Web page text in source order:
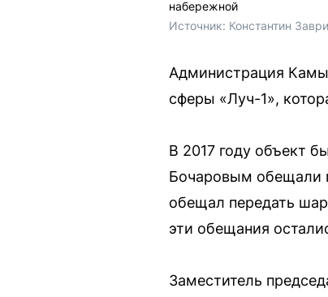
набережной
Источник: Константин
Администрация
сферы «Луч-1»,
В 2017 году объект
Бочаровым обещали
обещал передать
эти обещания
Заместитель